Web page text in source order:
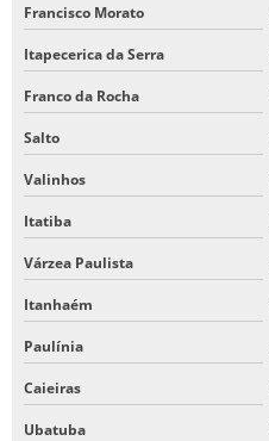
Francisco Morato
Itapecerica da Serra
Franco da Rocha
Salto
Valinhos
Itatiba
Várzea Paulista
Itanhaém
Paulínia
Caieiras
Ubatuba